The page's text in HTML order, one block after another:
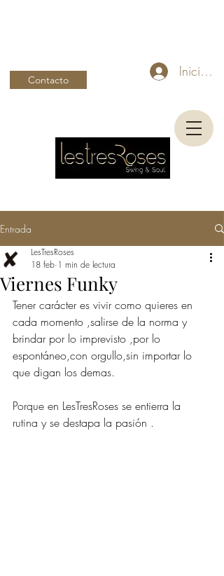
Contacto
Iniciar
Entrada
Viernes Funky
LesTresRoses
18 feb 1 min de lectura
Tener carácter es vivir como quieres en
cada momento ,salirse de la norma y
brindar por lo imprevisto ,por lo
espontáneo,con orgullo,sin importar lo
que digan los demas.
Porque en LesTresRoses se entierra la
rutina y se destapa la pasión .